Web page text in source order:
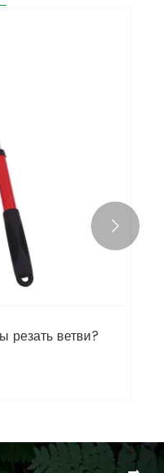
резать ветви?
